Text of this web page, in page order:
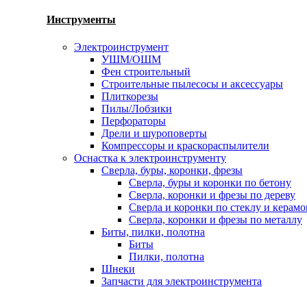
Инструменты
Электроинструмент
УШМ/ОШМ
Фен строительный
Строительные пылесосы и аксессуары
Плиткорезы
Пилы/Лобзики
Перфораторы
Дрели и шуроповерты
Компрессоры и краскораспылители
Оснастка к электроинструменту
Сверла, буры, коронки, фрезы
Сверла, буры и коронки по бетону
Сверла, коронки и фрезы по дереву
Сверла и коронки по стеклу и
Сверла, коронки и фрезы по металлу
Биты, пилки, полотна
Биты
Пилки, полотна
Шнеки
Запчасти для электроинструмента